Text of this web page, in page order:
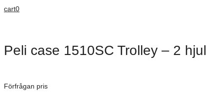
cart0
Peli case 1510SC Trolley – 2 hjul
Förfrågan pris